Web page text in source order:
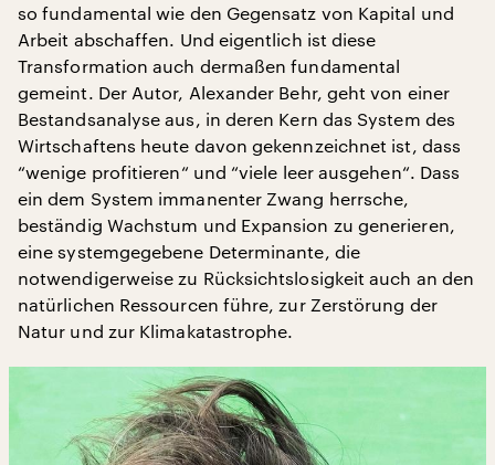
so fundamental wie den Gegensatz von Kapital und
Arbeit abschaffen. Und eigentlich ist diese
Transformation auch dermaßen fundamental
gemeint. Der Autor, Alexander Behr, geht von einer
Bestandsanalyse aus, in deren Kern das System des
Wirtschaftens heute davon gekennzeichnet ist, dass
“wenige profitieren“ und “viele leer ausgehen“. Dass
ein dem System immanenter Zwang herrsche,
beständig Wachstum und Expansion zu generieren,
eine systemgegebene Determinante, die
notwendigerweise zu Rücksichtslosigkeit auch an den
natürlichen Ressourcen führe, zur Zerstörung der
Natur und zur Klimakatastrophe.